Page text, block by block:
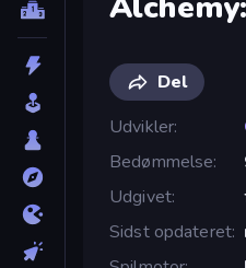
Del
Udvikler
Bedømmelse
Udgivet
Sidst opdateret